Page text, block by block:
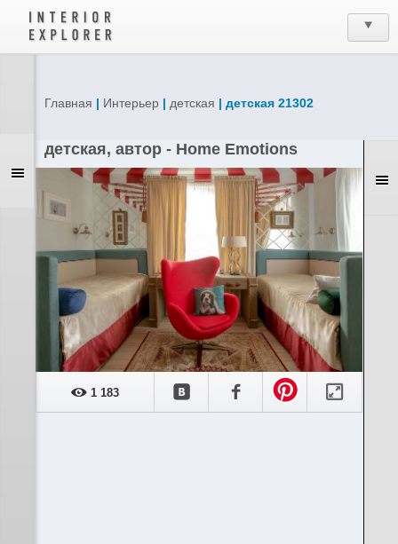
Главная | Интерьер | детская | детская 21302
детская, автор - Home Emotions
1 183